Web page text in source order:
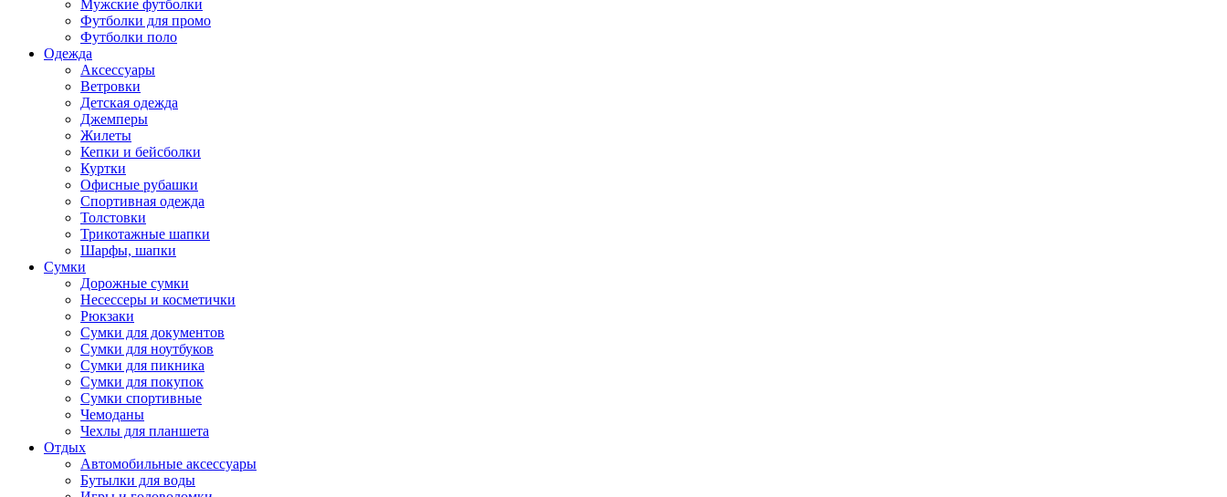
Мужские футболки
Футболки для промо
Футболки поло
Одежда
Аксессуары
Ветровки
Детская одежда
Джемперы
Жилеты
Кепки и бейсболки
Куртки
Офисные рубашки
Спортивная одежда
Толстовки
Трикотажные шапки
Шарфы, шапки
Сумки
Дорожные сумки
Несессеры и косметички
Рюкзаки
Сумки для документов
Сумки для ноутбуков
Сумки для пикника
Сумки для покупок
Сумки спортивные
Чемоданы
Чехлы для планшета
Отдых
Автомобильные аксессуары
Бутылки для воды